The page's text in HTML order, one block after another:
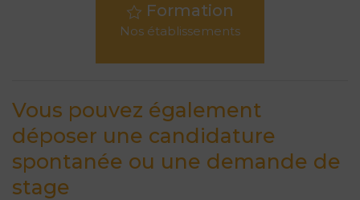
Formation
Nos établissements
Vous pouvez également
déposer une candidature
spontanée ou une demande de
stage